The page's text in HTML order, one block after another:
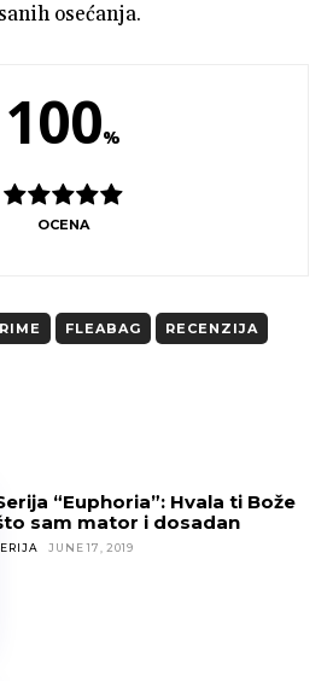
osećanja.
100%
OCENA
FLEABAG
RECENZIJA
“Euphoria”: Hvala ti Bože
sam mator i dosadan
JUNE 17, 2019